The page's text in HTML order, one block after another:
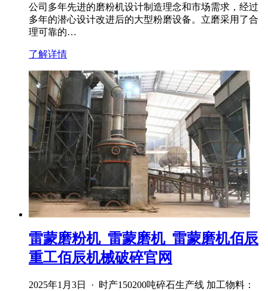
公司多年先进的磨粉机设计制造理念和市场需求，经过
多年的潜心设计改进后的大型粉磨设备。立磨采用了合
理可靠的…
了解详情
雷蒙磨粉机_雷蒙磨机_雷蒙磨机佰辰
重工佰辰机械破碎官网
2025年1月3日 · 时产150200吨碎石生产线 加工物料：